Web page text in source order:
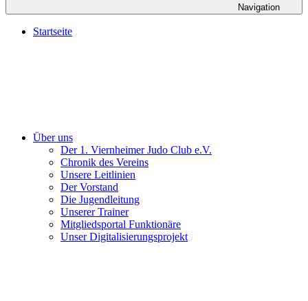
Navigation
Startseite
Über uns
Der 1. Viernheimer Judo Club e.V.
Chronik des Vereins
Unsere Leitlinien
Der Vorstand
Die Jugendleitung
Unserer Trainer
Mitgliedsportal Funktionäre
Unser Digitalisierungsprojekt